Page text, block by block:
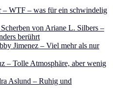
WTF – was für ein schwindelig
von Ariane L. Silbers –
berührt
Jimenez – Viel mehr als nur
– Tolle Atmosphäre, aber wenig
Aslund – Ruhig und